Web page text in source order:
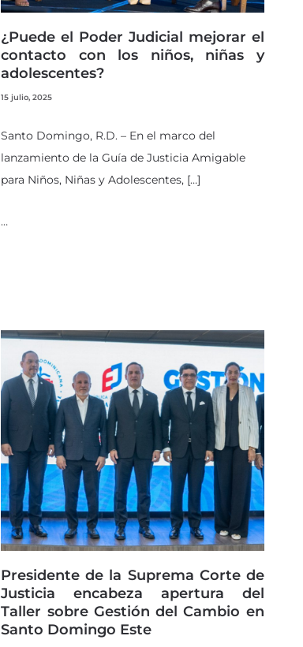
¿Puede el Poder Judicial mejorar el
contacto con los niños, niñas y
adolescentes?
15 julio, 2025
Santo Domingo, R.D. – En el marco del
lanzamiento de la Guía de Justicia Amigable
para Niños, Niñas y Adolescentes, […]
…
Presidente de la Suprema Corte de
Justicia encabeza apertura del
Taller sobre Gestión del Cambio en
Santo Domingo Este